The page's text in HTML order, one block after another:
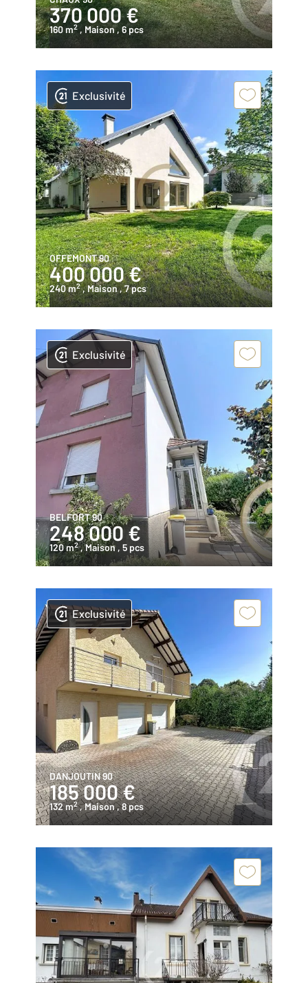
370 000 €
160 m2 , Maison, 6 pcs
Exclusivité
OFFEMONT 90
400 000 €
240 m2 , Maison, 7 pcs
Exclusivité
BELFORT 90
248 000 €
120 m2 , Maison , 5 pcs
Exclusivité
DANJOUTIN 90
185 000 €
132 m2 , Maison, 8 pcs